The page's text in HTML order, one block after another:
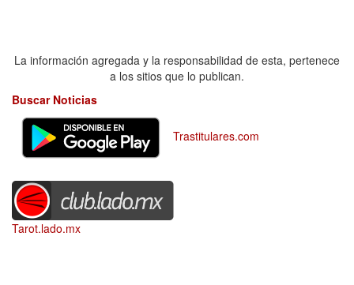
La información agregada y la responsabilidad de esta, pertenece
a los sitios que lo publican.
Buscar Noticias
Trastitulares.com
Tarot.lado.mx